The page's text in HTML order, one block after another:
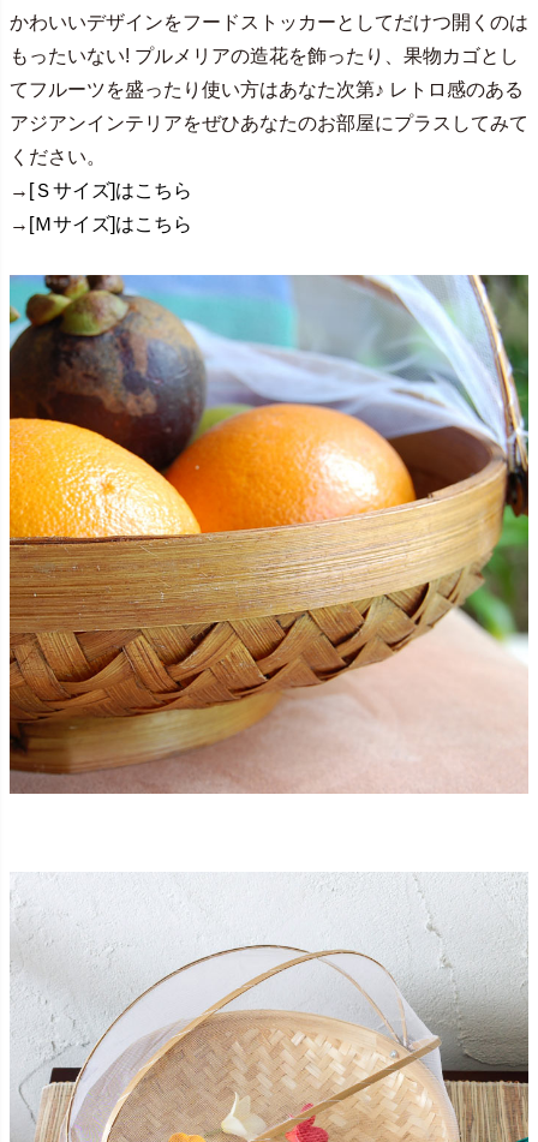
かわいいデザインをフードストッカーとしてだけつ開くのは
もったいない! プルメリアの造花を飾ったり、果物カゴとし
てフルーツを盛ったり使い方はあなた次第♪ レトロ感のある
アジアンインテリアをぜひあなたのお部屋にプラスしてみて
ください。
→ [Ｓサイズ]はこちら
→ [Ｍサイズ]はこちら